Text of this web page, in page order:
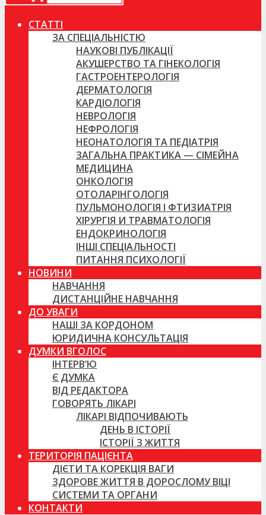
СТАТТІ
ЗА СПЕЦІАЛЬНІСТЮ
НАУКОВІ ПУБЛІКАЦІЇ
АКУШЕРСТВО ТА ГІНЕКОЛОГІЯ
ГАСТРОЕНТЕРОЛОГІЯ
ДЕРМАТОЛОГІЯ
КАРДІОЛОГІЯ
НЕВРОЛОГІЯ
НЕФРОЛОГІЯ
НЕОНАТОЛОГІЯ ТА ПЕДІАТРІЯ
ЗАГАЛЬНА ПРАКТИКА — СІМЕЙНА
МЕДИЦИНА
ОНКОЛОГІЯ
ОТОЛАРІНГОЛОГІЯ
ПУЛЬМОНОЛОГІЯ І ФТИЗИАТРІЯ
ХІРУРГІЯ И ТРАВМАТОЛОГІЯ
ЕНДОКРИНОЛОГІЯ
ІНШІ СПЕЦІАЛЬНОСТІ
ПИТАННЯ ПСИХОЛОГІЇ
НОВИНИ
НАВЧАННЯ
ДИСТАНЦІЙНЕ НАВЧАННЯ
ДО УВАГИ
НАШІ ЗА КОРДОНОМ
ЮРИДИЧНА КОНСУЛЬТАЦІЯ
ДУМКИ ВГОЛОС
ІНТЕРВ’Ю
Є ДУМКА
ВІД РЕДАКТОРА
ГОВОРЯТЬ ЛІКАРІ
ЛІКАРІ ВІДПОЧИВАЮТЬ
ДЕНЬ В ІСТОРІЇ
ІСТОРІЇ З ЖИТТЯ
ТЕРИТОРІЯ ПАЦІЄНТА
ДІЄТИ ТА КОРЕКЦІЯ ВАГИ
ЗДОРОВЕ ЖИТТЯ В ДОРОСЛОМУ ВІЦІ
СИСТЕМИ ТА ОРГАНИ
КОНТАКТИ